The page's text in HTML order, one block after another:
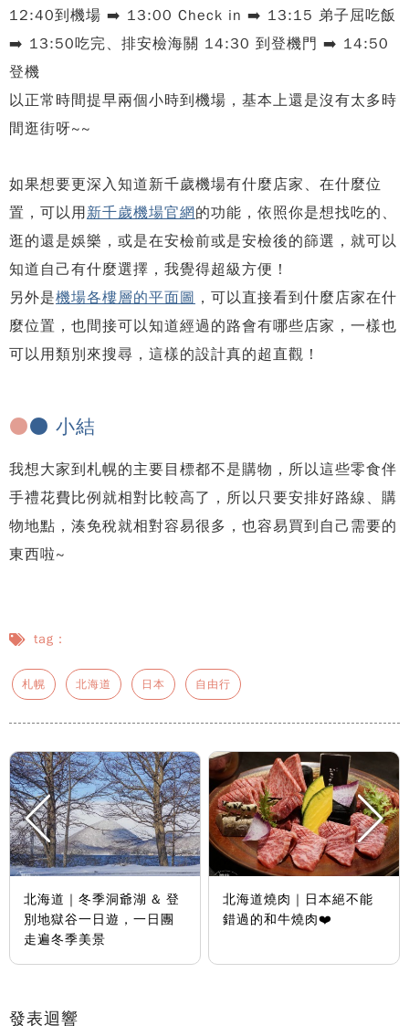
12:40到機場 ➡️ 13:00 Check in ➡️ 13:15 弟子屈吃飯
➡️ 13:50吃完、排安檢海關 14:30 到登機門 ➡️ 14:50
登機
以正常時間提早兩個小時到機場，基本上還是沒有太多時
間逛街呀~~
如果想要更深入知道新千歲機場有什麼店家、在什麼位
置，可以用新千歲機場官網 的功能，依照你是想找吃的、
逛的還是娛樂，或是在安檢前或是安檢後的篩選，就可以
知道自己有什麼選擇，我覺得超級方便！
另外是機場各樓層的平面圖 ，可以直接看到什麼店家在什
麼位置，也間接可以知道經過的路會有哪些店家，一樣也
可以用類別來搜尋，這樣的設計真的超直觀！
●● 小結
我想大家到札幌的主要目標都不是購物，所以這些零食伴
手禮花費比例就相對比較高了，所以只要安排好路線、購
物地點，湊免稅就相對容易很多，也容易買到自己需要的
東西啦~
tag：
札幌 北海道 日本 自由行
北海道｜冬季洞爺湖 & 登
別地獄谷一日遊，一日團
走遍冬季美景
北海道燒肉｜日本絕不能
錯過的和牛燒肉❤️
發表迴響